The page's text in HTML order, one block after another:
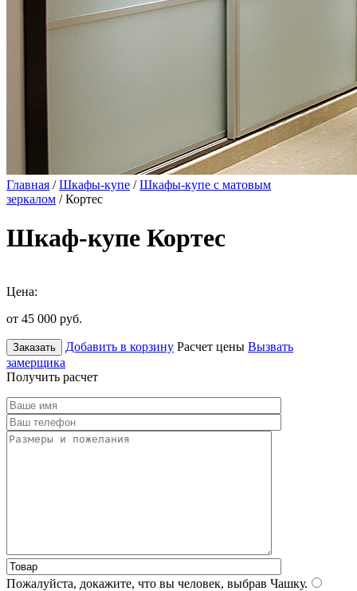
Главная /Шкафы-купе /Шкафы-купе с матовым
зеркалом / Кортес
Шкаф-купе Кортес
Цена:
от 45 000 руб.
Заказать Добавить в корзину Расчет цены Вызвать
замерщика
Получить расчет
Пожалуйста, докажите, что вы человек, выбрав Чашку.